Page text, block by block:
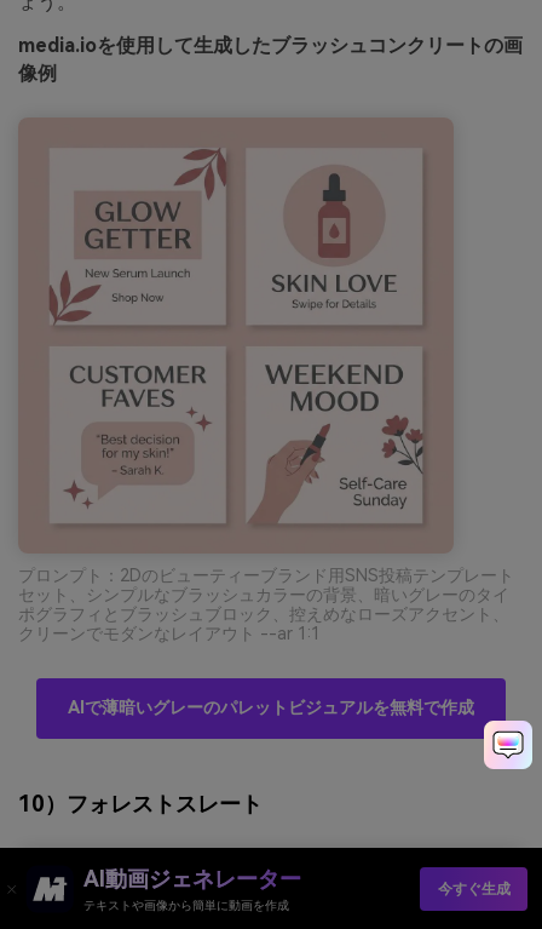
media.ioを使用して生成したブラッシュコンクリートの画
像例
プロンプト：2Dのビューティーブランド用SNS投稿テンプレート
セット、シンプルなブラッシュカラーの背景、暗いグレーのタイ
ポグラフィとブラッシュブロック、控えめなローズアクセント、
クリーンでモダンなレイアウト --ar 1:1
AIで薄暗いグレーのパレットビジュアルを無料で作成
10）フォレストスレート
AI動画ジェネレーター
テキストや画像から簡単に動画を作成
今すぐ生成